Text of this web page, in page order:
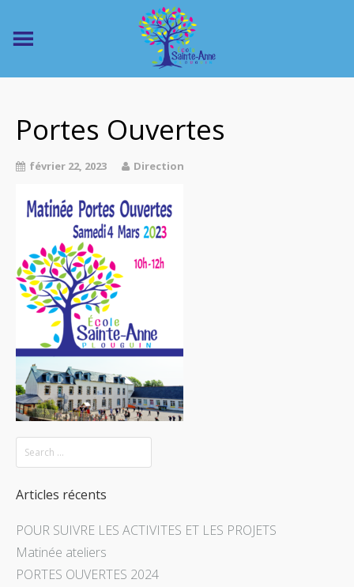
Portes Ouvertes
février 22, 2023 Direction
Articles récents
POUR SUIVRE LES ACTIVITES ET LES PROJETS
Matinée ateliers
PORTES OUVERTES 2024